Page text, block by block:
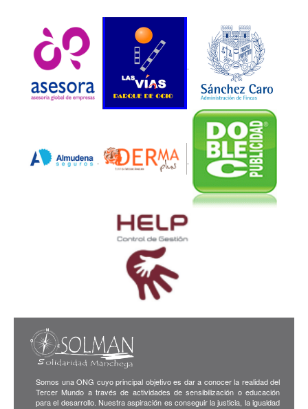
Somos una ONG cuyo principal objetivo es dar a conocer la realidad del
Tercer Mundo a través de actividades de sensibilización o educación
para el desarrollo. Nuestra aspiración es conseguir la justicia, la igualdad